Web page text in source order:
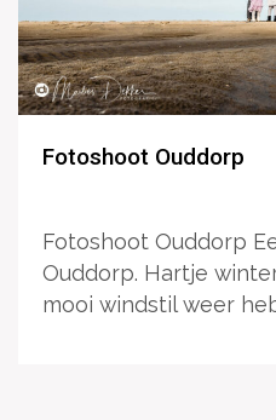
Fotoshoot Ouddorp
Fotoshoot Ouddorp
Ouddorp. Hartje
mooi windstil weer